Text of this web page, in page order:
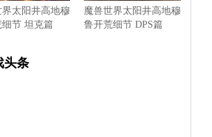
太阳井高地穆
节 坦克篇
魔兽世界太阳井高地穆
鲁开荒细节 DPS篇
头条